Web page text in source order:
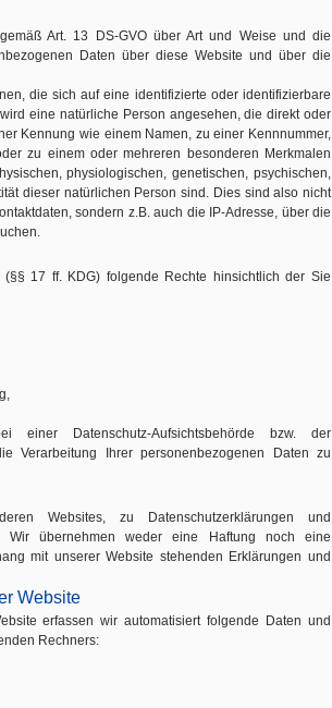
Art. 13 DS-GVO über Art und Weise und die
Daten über diese Website und über die
die sich auf eine identifizierte oder identifizierbare
eine natürliche Person angesehen, die direkt oder
Kennung wie einem Namen, zu einer Kennnummer,
zu einem oder mehreren besonderen Merkmalen
physiologischen, genetischen, psychischen,
dieser natürlichen Person sind. Dies sind also nicht
sondern z.B. auch die IP-Adresse, über die
17 ff. KDG) folgende Rechte hinsichtlich der Sie
Datenschutz-Aufsichtsbehörde bzw. der
Verarbeitung Ihrer personenbezogenen Daten zu
Websites, zu Datenschutzerklärungen und
Wir übernehmen weder eine Haftung noch eine
mit unserer Website stehenden Erklärungen und
Website
erfassen wir automatisiert folgende Daten und
Rechners: